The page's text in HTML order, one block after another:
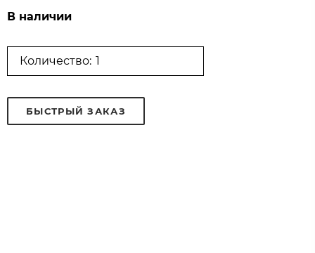
В наличии
Количество:
БЫСТРЫЙ ЗАКАЗ